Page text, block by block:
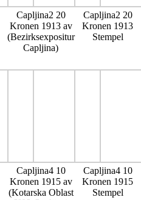
Capljina2 20
Kronen 1913 av
(Bezirksexpositur
Capljina)
Capljina2 20
Kronen 1913
Stempel
Capljina4 10
Kronen 1915 av
(Kotarska Oblast
Capljina4 10
Kronen 1915
Stempel